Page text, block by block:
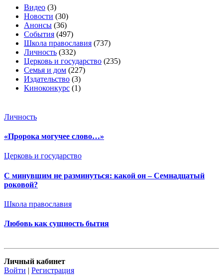
Видео (3)
Новости (30)
Анонсы (36)
События (497)
Школа православия (737)
Личность (332)
Церковь и государство (235)
Семья и дом (227)
Издательство (3)
Киноконкурс (1)
Личность
«Пророка могучее слово…»
Церковь и государство
С минувшим не разминуться: какой он – Семнадцатый
роковой?
Школа православия
Любовь как сущность бытия
Личный кабинет
Войти | Регистрация